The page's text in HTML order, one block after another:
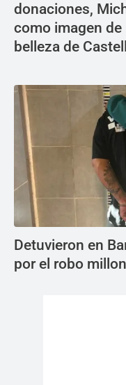
donaciones,
como imagen
belleza de
Detuvieron en
por el robo